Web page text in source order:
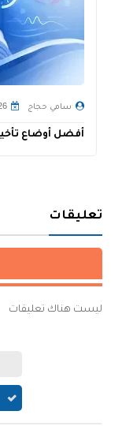
سامي حجاج 26 يونيو
أفضل أوضاع
تعليقات
ليست هناك تعليقات